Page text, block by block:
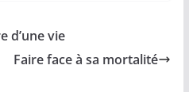
d’une vie
Faire face à sa mortalité